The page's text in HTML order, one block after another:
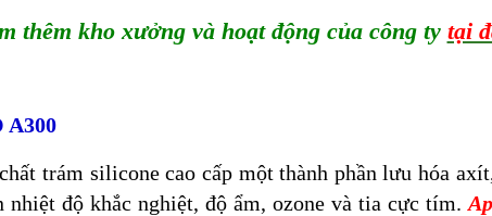
thêm kho xưởng và hoạt động của công ty tại
A300
trám silicone cao cấp một thành phần lưu hóa
nhiệt độ khắc nghiệt, độ ẩm, ozone và tia cực tím.